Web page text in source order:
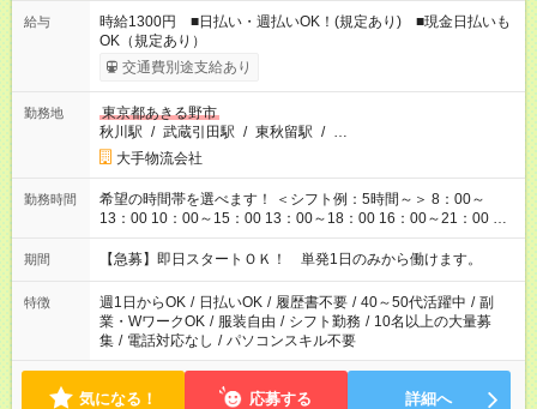
給与
時給1300円 ■日払い・週払いOK！(規定あり) ■現金日払いも
OK（規定あり）
交通費別途支給あり
勤務地
東京都あきる野市
秋川駅 / 武蔵引田駅 / 東秋留駅 / …
大手物流会社
勤務時間
希望の時間帯を選べます！ ＜シフト例：5時間～＞ 8：00～
13：00 10：00～15：00 13：00～18：00 16：00～21：00 ＜
シフト例：8時間～＞ ・10：00～19：00 ・13：00～22：00 ・
22：00～翌6：00 など！是非ご希望をお聞かせください！
期間 【急募】即日スタートＯＫ！ 単発1日のみから働けます。
特徴 週1日からOK / 日払いOK / 履歴書不要 / 40～50代活躍中 / 副
業・WワークOK / 服装自由 / シフト勤務 / 10名以上の大量募
集 / 電話対応なし / パソコンスキル不要
気になる！ 応募する 詳細へ